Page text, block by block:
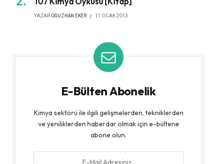
YAZAR OĞUZHAN EKER 11 OCAK 2013
E-Bülten Abonelik
Kimya sektörü ile ilgili gelişmelerden, tekniklerden
ve yeniliklerden haberdar olmak için e-bültene
abone olun.